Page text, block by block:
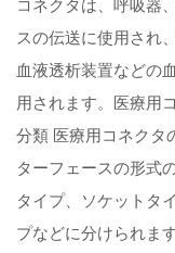
コネクタは、呼吸器
スの伝送に使用され
血液透析装置などの
用されます。医療用
分類 医療用コネクタ
ターフェースの形式
タイプ、ソケットタ
プなどに分けられま